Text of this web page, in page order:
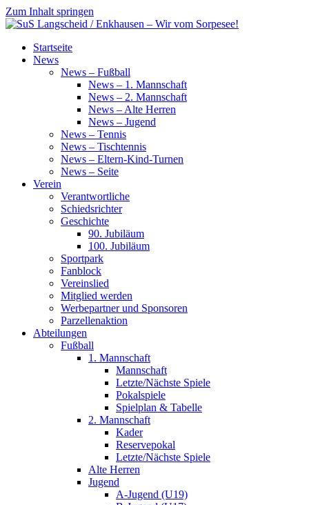
Zum Inhalt springen
SuS
Langscheid
Startseite
News
News – Fußball
News – 1. Mannschaft
News – 2. Mannschaft
News – Alte Herren
News – Jugend
News – Tennis
News – Tischtennis
News – Eltern-Kind-Turnen
News – Seite
Verein
Verantwortliche
Schiedsrichter
Geschichte
90. Jubiläum
100. Jubiläum
Sportpark
Fanblock
Vereinslied
Mitglied werden
Werbepartner und Sponsoren
Parzellenaktion
Abteilungen
Fußball
1. Mannschaft
Mannschaft
Letzte/Nächste Spiele
Pokalspiele
Spielplan & Tabelle
2. Mannschaft
Kader
Reservepokal
Letzte/Nächste Spiele
Alte Herren
Jugend
A-Jugend (U19)